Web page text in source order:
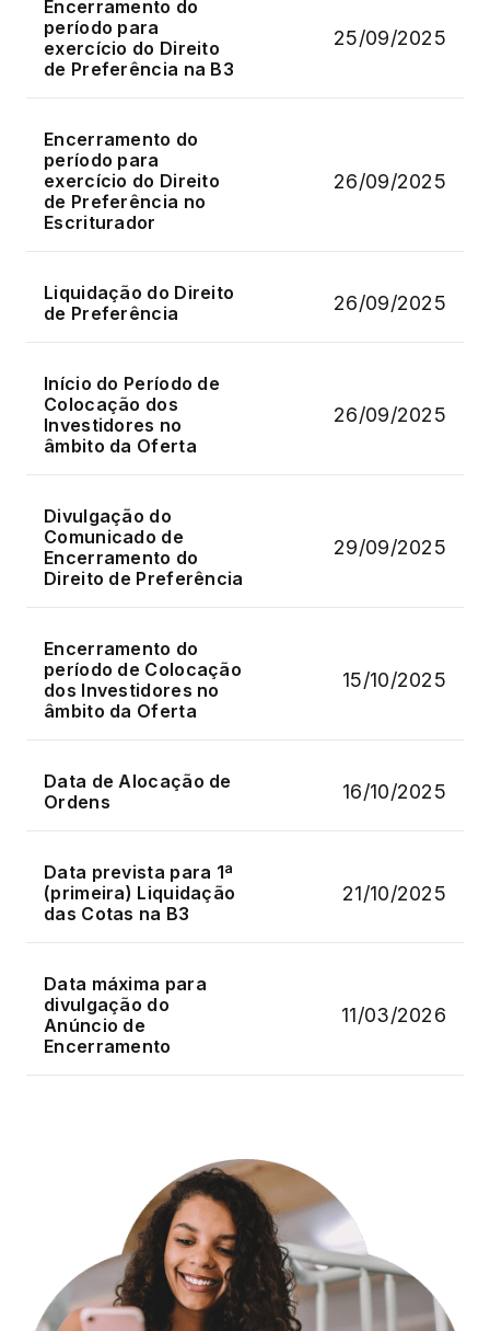
Encerramento do
período para
exercício do Direito
de Preferência na B3
25/09/2025
Encerramento do
período para
exercício do Direito
de Preferência no
Escriturador
26/09/2025
Liquidação do Direito
de Preferência
26/09/2025
Início do Período de
Colocação dos
Investidores no
âmbito da Oferta
26/09/2025
Divulgação do
Comunicado de
Encerramento do
Direito de Preferência
29/09/2025
Encerramento do
período de Colocação
dos Investidores no
âmbito da Oferta
15/10/2025
Data de Alocação de
Ordens
16/10/2025
Data prevista para 1ª
(primeira) Liquidação
das Cotas na B3
21/10/2025
Data máxima para
divulgação do
Anúncio de
Encerramento
11/03/2026